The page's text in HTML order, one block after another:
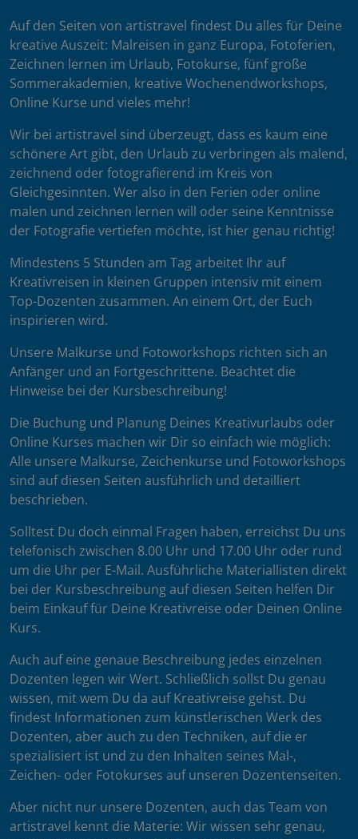
Auf den Seiten von artistravel findest Du alles für Deine
kreative Auszeit: Malreisen in ganz Europa, Fotoferien,
Zeichnen lernen im Urlaub, Fotokurse, fünf große
Sommerakademien, kreative Wochenendworkshops,
Online Kurse und vieles mehr!
Wir bei artistravel sind überzeugt, dass es kaum eine
schönere Art gibt, den Urlaub zu verbringen als malend,
zeichnend oder fotografierend im Kreis von
Gleichgesinnten. Wer also in den Ferien oder online
malen und zeichnen lernen will oder seine Kenntnisse
der Fotografie vertiefen möchte, ist hier genau richtig!
Mindestens 5 Stunden am Tag arbeitet Ihr auf
Kreativreisen in kleinen Gruppen intensiv mit einem
Top-Dozenten zusammen. An einem Ort, der Euch
inspirieren wird.
Unsere Malkurse und Fotoworkshops richten sich an
Anfänger und an Fortgeschrittene. Beachtet die
Hinweise bei der Kursbeschreibung!
Die Buchung und Planung Deines Kreativurlaubs oder
Online Kurses machen wir Dir so einfach wie möglich:
Alle unsere Malkurse, Zeichenkurse und Fotoworkshops
sind auf diesen Seiten ausführlich und detailliert
beschrieben.
Solltest Du doch einmal Fragen haben, erreichst Du uns
telefonisch zwischen 8.00 Uhr und 17.00 Uhr oder rund
um die Uhr per E-Mail. Ausführliche Materiallisten direkt
bei der Kursbeschreibung auf diesen Seiten helfen Dir
beim Einkauf für Deine Kreativreise oder Deinen Online
Kurs.
Auch auf eine genaue Beschreibung jedes einzelnen
Dozenten legen wir Wert. Schließlich sollst Du genau
wissen, mit wem Du da auf Kreativreise gehst. Du
findest Informationen zum künstlerischen Werk des
Dozenten, aber auch zu den Techniken, auf die er
spezialisiert ist und zu den Inhalten seines Mal-,
Zeichen- oder Fotokurses auf unseren Dozentenseiten.
Aber nicht nur unsere Dozenten, auch das Team von
artistravel kennt die Materie: Wir wissen sehr genau,